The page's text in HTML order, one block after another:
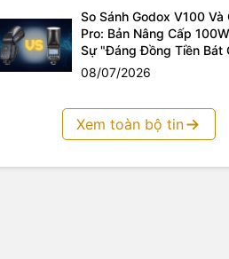
So Sánh Godox V100 Và
Pro: Bản Nâng Cấp
Sự "Đáng Đồng Tiền Bát
08/07/2026
Xem toàn bộ tin